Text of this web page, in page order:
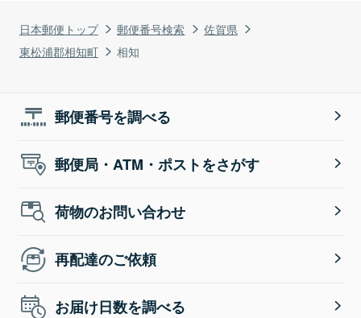
日本郵便トップ 郵便番号検索
佐賀県
東松浦郡相知町
相知
郵便番号を調べる
郵便局・ATM・ポストをさがす
荷物のお問い合わせ
再配達のご依頼
お届け日数を調べる